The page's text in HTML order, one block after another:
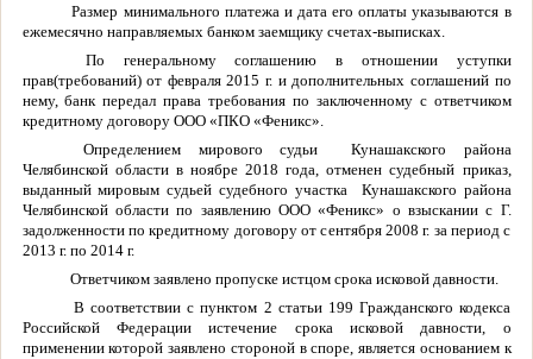
Размер минимального платежа и дата его оплаты указываются в
ежемесячно направляемых банком заемщику счетах-выписках.
По генеральному соглашению в отношении уступки
прав(требований) от февраля 2015 г. и дополнительных соглашений по
нему, банк передал права требования по заключенному с ответчиком
кредитному договору ООО «ПКО «Феникс».
Определением мирового судьи Кунашакского района
Челябинской области в ноябре 2018 года, отменен судебный приказ,
выданный мировым судьей судебного участка Кунашакского района
Челябинской области по заявлению ООО «Феникс» о взыскании с Г.
задолженности по кредитному договору от сентября 2008 г. за период с
2013 г. по 2014 г.
Ответчиком заявлено пропуске истцом срока исковой давности.
В соответствии с пунктом 2 статьи 199 Гражданского кодекса
Российской Федерации истечение срока исковой давности, о
применении которой заявлено стороной в споре, является основанием к